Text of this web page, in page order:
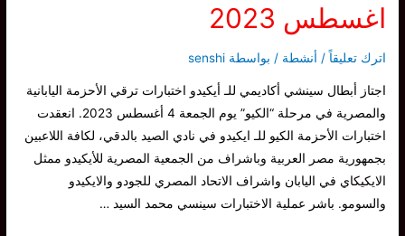
اغسطس 2023
اترك تعليقاً / أنشطة / بواسطة senshi
اجتاز أبطال سينشي أكاديمي للـ أيكيدو اختبارات ترقي الأحزمة اليابانية
والمصرية في مرحلة “الكيو” يوم الجمعة 4 أغسطس 2023. انعقدت
اختبارات الأحزمة الكيو للـ ايكيدو في نادي الصيد بالدقي، لكافة اللاعبين
بجمهورية مصر العربية وباشراف من الجمعية المصرية للأيكيدو ممثل
الايكيكاي في اليابان واشراف الاتحاد المصري للجودو والايكيدو
والسومو. باشر عملية الاختبارات سينسي محمد السيد …